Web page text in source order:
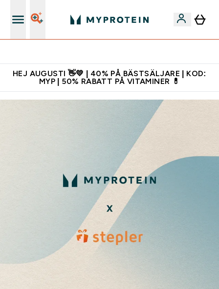
HEJ AUGUSTI 👋💛 | 40% PÅ BÄSTSÄLJARE | KOD:
MYP | 50% RABATT PÅ VITAMINER 💊